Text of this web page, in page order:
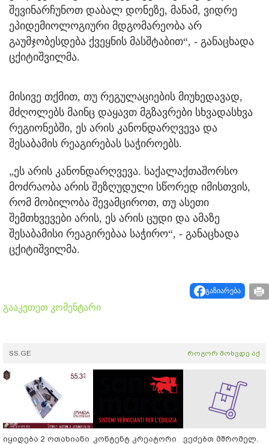
შევინარჩუნოთ დაბალ დონეზე, მანამ, ვიდრე
ეპიდემიოლოგიური მდგომარეობა არ
გაუმჯობესდება ქვეყნის მასშტაბით“, - განაცხადა
ცქიტიშვილმა.
მისივე თქმით, თუ რეგულაციების მიუხედავად,
მძღოლებს მაინც დაყავთ მგზავრები სხვადასხვა
რეგიონებში, ეს არის კანონდარღვევა და
შესაბამის რეაგირებას საჭიროებს.
„ეს არის კანონდარღვევა. საქალაქთაშორსო
მოძრაობა არის შეზღუდული სწორედ იმისთვის,
რომ მობილობა შევამციროთ, თუ ასეთი
შემთხვევები არის, ეს არის ცუდი და ამაზე
შესაბამისი რეაგირებაა საჭირო“, - განაცხადა
ცქიტიშვილმა.
გაზიარება
გააკეთეთ კომენტარი
SS.GE როგორ მოხვდე აქ
იყიდება 2 ოთახიანი კონტენტ კრეატორი
ვეძებთ მშრომელ.